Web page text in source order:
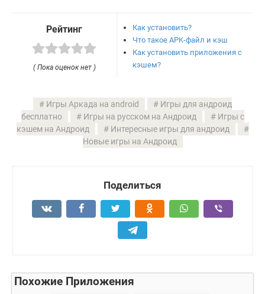
Рейтинг
( Пока оценок нет )
Как установить?
Что такое APK-файл и кэш
Как установить приложения с
кэшем?
Игры Аркада на android
Игры для андроид
бесплатно
Игры на русском на Андроид
Игры с
кэшем на Андроид
Интересные игры для андроид
Новые игры на Андроид
Поделиться
Похожие Приложения